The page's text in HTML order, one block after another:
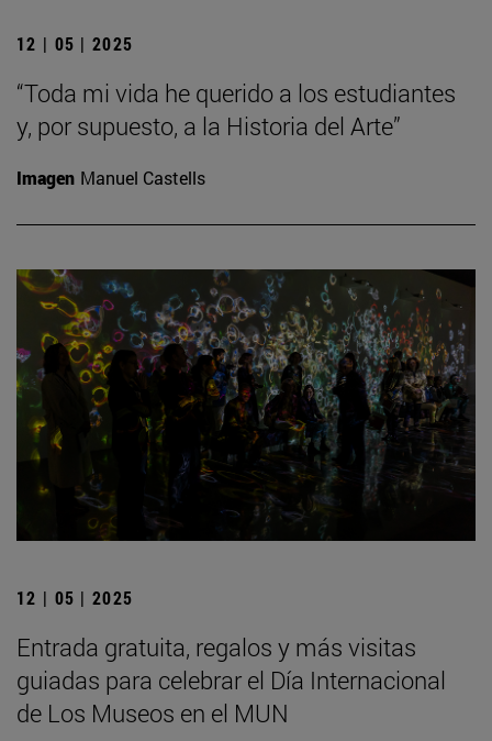
12 | 05 | 2025
“Toda mi vida he querido a los estudiantes
y, por supuesto, a la Historia del Arte”
Imagen Manuel Castells
12 | 05 | 2025
Entrada gratuita, regalos y más visitas
guiadas para celebrar el Día Internacional
de Los Museos en el MUN